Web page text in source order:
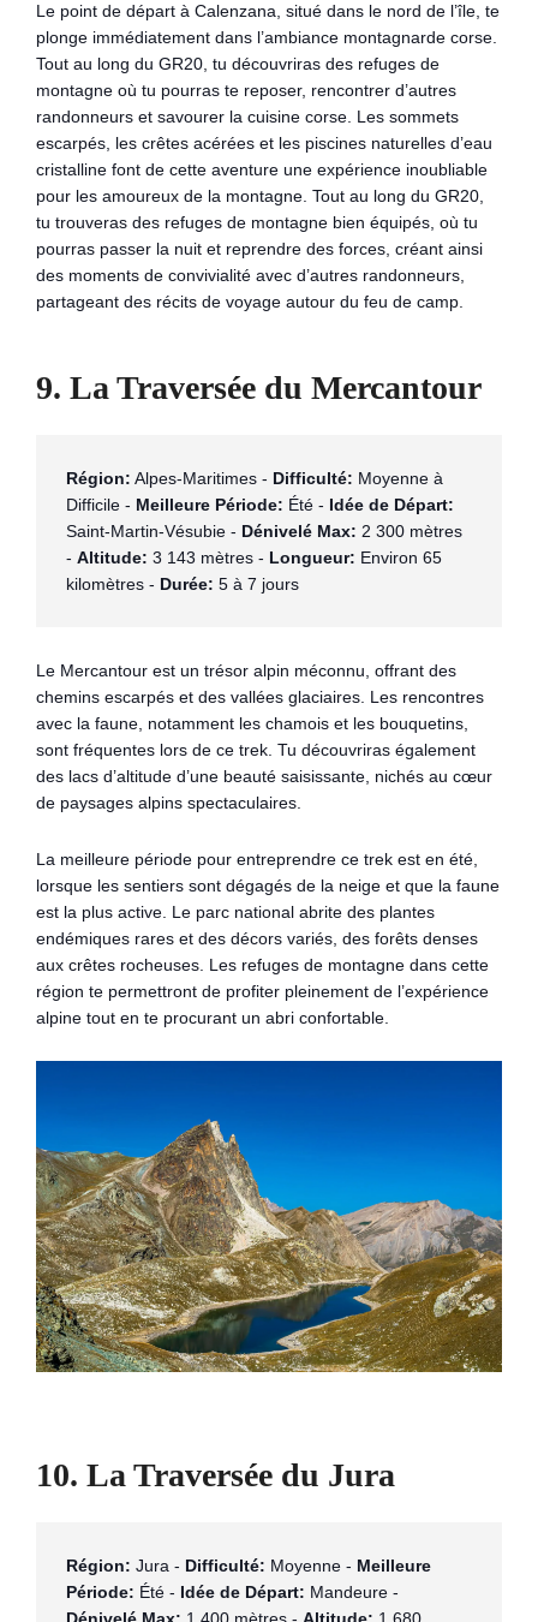
Le point de départ à Calenzana, situé dans le nord de l’île, te
plonge immédiatement dans l’ambiance montagnarde corse.
Tout au long du GR20, tu découvriras des refuges de
montagne où tu pourras te reposer, rencontrer d’autres
randonneurs et savourer la cuisine corse. Les sommets
escarpés, les crêtes acérées et les piscines naturelles d’eau
cristalline font de cette aventure une expérience inoubliable
pour les amoureux de la montagne. Tout au long du GR20,
tu trouveras des refuges de montagne bien équipés, où tu
pourras passer la nuit et reprendre des forces, créant ainsi
des moments de convivialité avec d’autres randonneurs,
partageant des récits de voyage autour du feu de camp.
9. La Traversée du Mercantour
Région: Alpes-Maritimes - Difficulté: Moyenne à
Difficile - Meilleure Période: Été - Idée de Départ:
Saint-Martin-Vésubie - Dénivelé Max: 2 300 mètres
- Altitude: 3 143 mètres - Longueur: Environ 65
kilomètres - Durée: 5 à 7 jours
Le Mercantour est un trésor alpin méconnu, offrant des
chemins escarpés et des vallées glaciaires. Les rencontres
avec la faune, notamment les chamois et les bouquetins,
sont fréquentes lors de ce trek. Tu découvriras également
des lacs d’altitude d’une beauté saisissante, nichés au cœur
de paysages alpins spectaculaires.
La meilleure période pour entreprendre ce trek est en été,
lorsque les sentiers sont dégagés de la neige et que la faune
est la plus active. Le parc national abrite des plantes
endémiques rares et des décors variés, des forêts denses
aux crêtes rocheuses. Les refuges de montagne dans cette
région te permettront de profiter pleinement de l’expérience
alpine tout en te procurant un abri confortable.
10. La Traversée du Jura
Région: Jura - Difficulté: Moyenne - Meilleure
Période: Été - Idée de Départ: